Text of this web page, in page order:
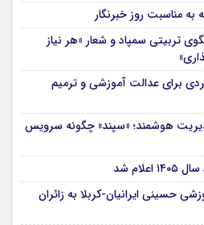
مناسبت روز خبرنگار
تربیتی سمپاد و شعار «هر نیاز
برای عدالت آموزشی و ترمیم
هوشمند؛ «سپند» چگونه سرویس
شد
حسینی ایرانیان-کربلا به زائران